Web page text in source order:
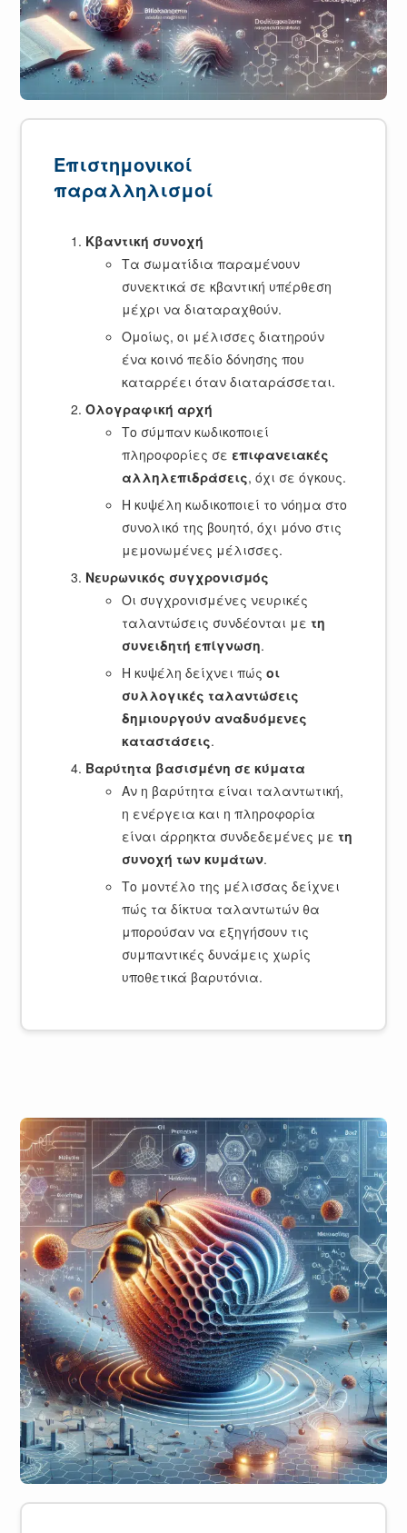
Επιστημονικοί
παραλληλισμοί
Κβαντική συνοχή
Τα σωματίδια παραμένουν
συνεκτικά σε κβαντική υπέρθεση
μέχρι να διαταραχθούν.
Ομοίως, οι μέλισσες διατηρούν
ένα κοινό πεδίο δόνησης που
καταρρέει όταν διαταράσσεται.
Ολογραφική αρχή
Το σύμπαν κωδικοποιεί
πληροφορίες σε επιφανειακές
αλληλεπιδράσεις, όχι σε όγκους.
Η κυψέλη κωδικοποιεί το νόημα στο
συνολικό της βουητό, όχι μόνο στις
μεμονωμένες μέλισσες.
Νευρωνικός συγχρονισμός
Οι συγχρονισμένες νευρικές
ταλαντώσεις συνδέονται μετη
συνειδητή επίγνωση.
Η κυψέλη δείχνει πώςοι
συλλογικές ταλαντώσεις
δημιουργούν αναδυόμενες
καταστάσεις.
Βαρύτητα βασισμένη σε κύματα
Αν η βαρύτητα είναι ταλαντωτική,
η ενέργεια και η πληροφορία
είναι άρρηκτα συνδεδεμένες μετη
συνοχή των κυμάτων.
Το μοντέλο της μέλισσας δείχνει
πώς τα δίκτυα ταλαντωτών θα
μπορούσαν να εξηγήσουν τις
συμπαντικές δυνάμεις χωρίς
υποθετικά βαρυτόνια.